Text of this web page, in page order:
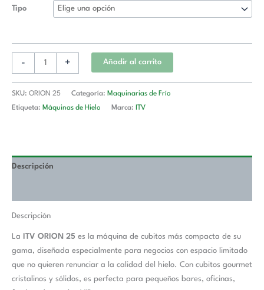
Tipo
- + Añadir al carrito
SKU: ORION 25 Categoría: Maquinarias de Frío
Etiqueta: Máquinas de Hielo Marca: ITV
Descripción
Descripción
La ITV ORION 25 es la máquina de cubitos más compacta de su
gama, diseñada especialmente para negocios con espacio limitado
que no quieren renunciar a la calidad del hielo. Con cubitos gourmet
cristalinos y sólidos, es perfecta para pequeños bares, oficinas,